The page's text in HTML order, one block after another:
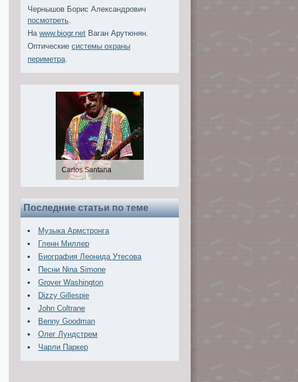
Чернышов Борис Александрович
посмотреть.
На www.biogr.net Ваган Арутюнян.
Оптические системы охраны
периметра.
Евгений Клячкин
Последние статьи по теме
Музыка Армстронга
Гленн Миллер
Биография Леонида Утесова
Песни Nina Simone
Grover Washington
Dizzy Gillespie
John Coltrane
Benny Goodman
Олег Лундстрем
Чарли Паркер